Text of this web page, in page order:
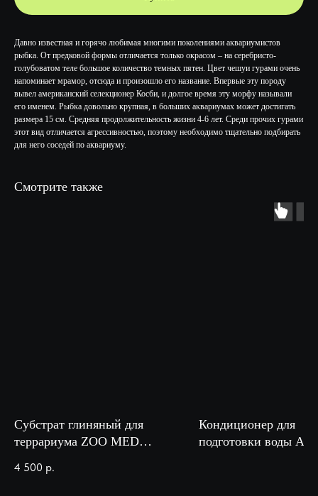
Давно известная и горячо любимая многими поколениями аквариумистов
рыбка. От предковой формы отличается только окрасом – на серебристо-
голубоватом теле большое количество темных пятен. Цвет чешуи гурами очень
напоминает мрамор, отсюда и произошло его название. Впервые эту породу
вывел американский селекционер Косби, и долгое время эту морфу называли
его именем. Рыбка довольно крупная, в больших аквариумах может достигать
размера 15 см. Средняя продолжительность жизни 4-6 лет. Среди прочих гурами
этот вид отличается агрессивностью, поэтому необходимо тщательно подбирать
для него соседей по аквариуму.
Смотрите также
Субстрат глиняный для
террариума ZOO MED
4,5 кг
4 500 р.
Кондиционер для
подготовки воды